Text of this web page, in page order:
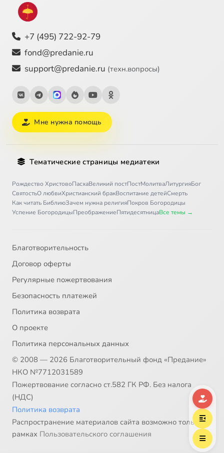
+7 (495) 722-92-79
fond@predanie.ru
support@predanie.ru (техн.вопросы)
Мне нужна помощь
Тематические страницы медиатеки
Рождество ХристовоПасхаВеликий постПостМолитваЛитургияБог
СвятостьО любвиХристианский бракВоспитание детейСмерть
Как читать БиблиюЗачем нужна религияПокров Богородицы
Успение БогородицыПреображениеПятидесятницаВсе темы →
Благотворительность
Договор оферты
Регулярные пожертвования
Безопасность платежей
Политика возврата
О проекте
Политика персональных данных
© 2008 — 2026 Благотворительный фонд «Предание»
НКО №7712031589
Пожертвование согласно ст.582 ГК РФ. Без налога
(НДС)
Политика возврата
Распространение материалов сайта возможно только в
рамках Пользовательского соглашения